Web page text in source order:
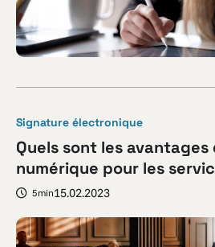
Signature électronique
Quels sont les
numérique pour les
5min15.02.2023